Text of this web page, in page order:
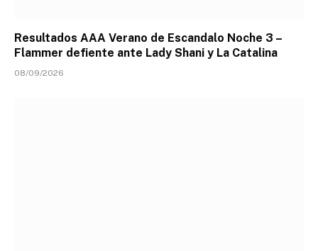
Resultados AAA Verano de Escandalo Noche 3 –
Flammer defiente ante Lady Shani y La Catalina
08/09/2026